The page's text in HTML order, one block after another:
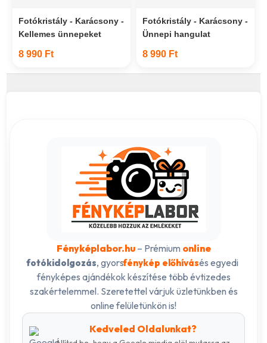
Fotókristály - Karácsony -
Kellemes ünnepeket
8 990 Ft
Fotókristály - Karácsony -
Ünnepi hangulat
8 990 Ft
Fényképlabor.hu– Prémium online
fotókidolgozás, gyorsfénykép előhívásés egyedi
fényképes ajándékok készítése több évtizedes
szakértelemmel. Szeretettel várjuk üzletünkben és
online felületünkön is!
Kedveled Oldalunkat?